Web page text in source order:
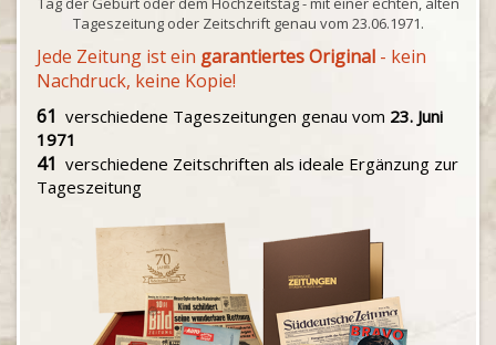
Tageszeitung oder Zeitschrift genau vom 23.06.1971.
Jede Zeitung ist ein garantiertes Original - kein
Nachdruck, keine Kopie!
61 verschiedene Tageszeitungen genau vom 23. Juni
1971
41 verschiedene Zeitschriften als ideale Ergänzung zur
Tageszeitung